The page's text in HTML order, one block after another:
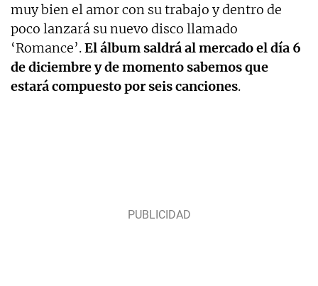
muy bien el amor con su trabajo y dentro de
poco lanzará su nuevo disco llamado
‘Romance’.El álbum saldrá al mercado el día 6
de diciembre y de momento sabemos que
estará compuesto por seis canciones.